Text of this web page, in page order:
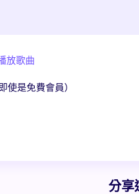
放歌曲
使是免費會員）
分享